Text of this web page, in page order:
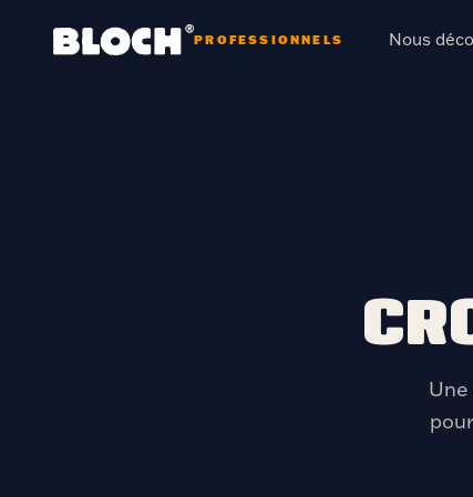
PROFESSIONNELS Nous